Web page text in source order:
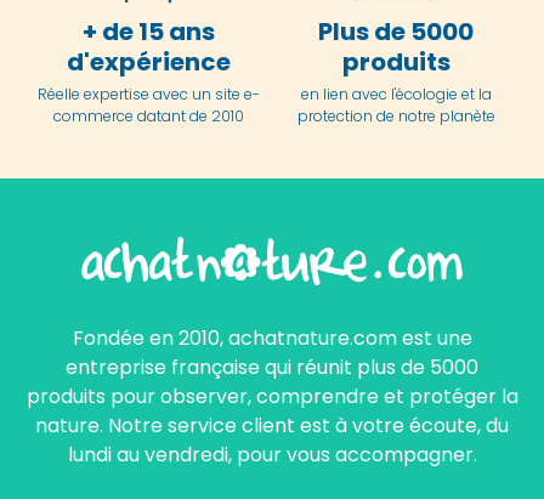
+ de 15 ans
d'expérience
Réelle expertise avec un site e-
commerce datant de 2010
Plus de 5000
produits
en lien avec l'écologie et la
protection de notre planète
Fondée en 2010, achatnature.com est une
entreprise française qui réunit plus de 5000
produits pour observer, comprendre et protéger la
nature. Notre service client est à votre écoute, du
lundi au vendredi, pour vous accompagner.